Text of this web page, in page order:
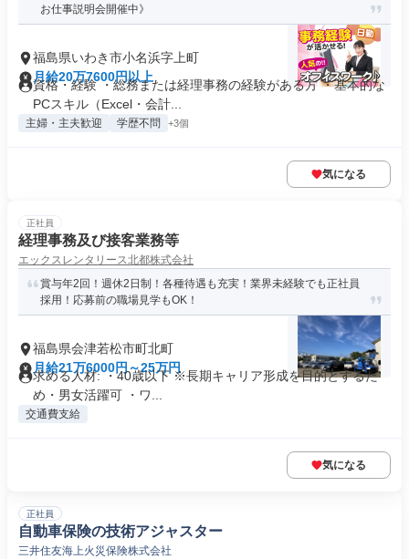
お仕事説明会開催中》
福島県いわき市小名浜字上町
月給20万7600円以上
資格・経験 ・総務または経理事務の経験がある方 ・基本的な
PCスキル（Excel・会計...
主婦・主夫歓迎 学歴不問 +3個
気になる
正社員
経理事務及び接客業務等
エックスレンタリース北都株式会社
賞与年2回！週休2日制！各種待遇も充実！業界未経験でも正社員
採用！応募前の職場見学もOK！
福島県会津若松市町北町
月給21万6000円～25万円
求める人材: ・40歳以下 ※長期キャリア形成を目的とするた
め・男女活躍可 ・ワ...
交通費支給
気になる
正社員
自動車保険の技術アジャスター
三井住友海上火災保険株式会社